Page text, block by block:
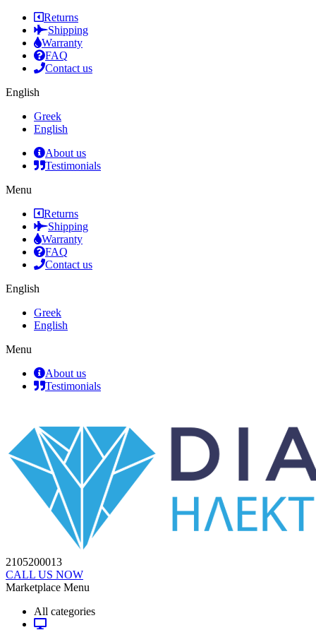
Returns
Shipping
Warranty
FAQ
Contact us
English
Greek
English
About us
Testimonials
Menu
Returns
Shipping
Warranty
FAQ
Contact us
English
Greek
English
Menu
About us
Testimonials
2105200013
CALL US NOW
Marketplace Menu
All categories